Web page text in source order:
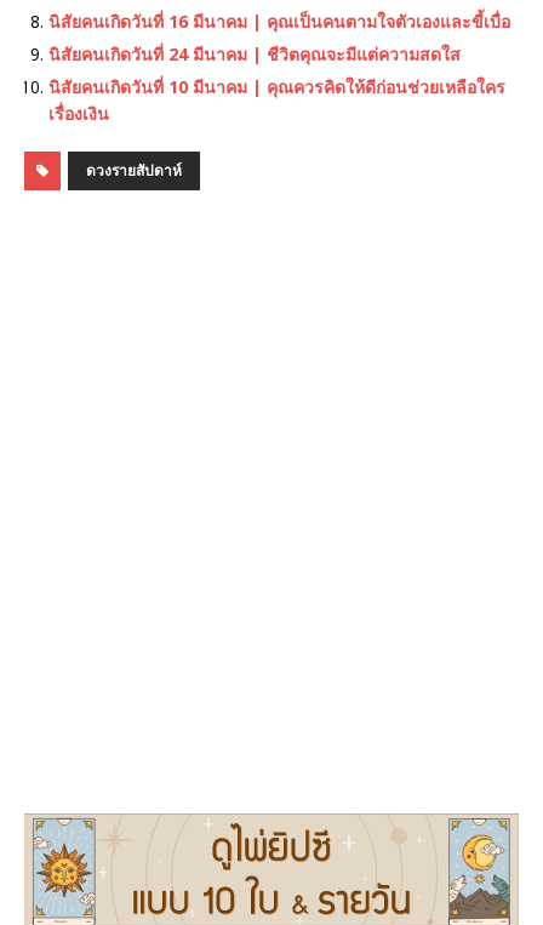
นิสัยคนเกิดวันที่ 16 มีนาคม | คุณเป็นคนตามใจตัวเองและขี้เบื่อ
นิสัยคนเกิดวันที่ 24 มีนาคม | ชีวิตคุณจะมีแต่ความสดใส
นิสัยคนเกิดวันที่ 10 มีนาคม | คุณควรคิดให้ดีก่อนช่วยเหลือใคร
เรื่องเงิน
ดวงรายสัปดาห์